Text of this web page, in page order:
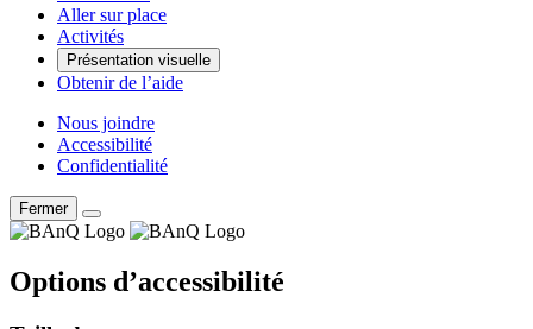
Aller sur place
Activités
Présentation visuelle
Obtenir de l’aide
Nous joindre
Accessibilité
Confidentialité
Fermer
Options d’accessibilité